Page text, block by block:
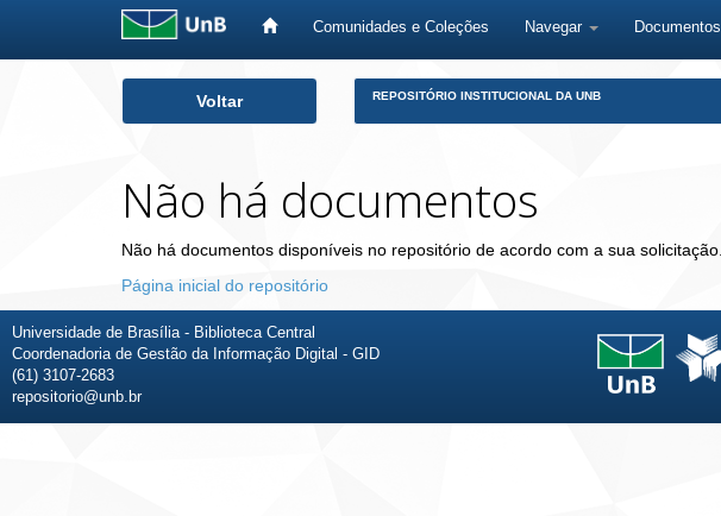
Comunidades e Coleções Navegar Documentos
Voltar REPOSITÓRIO INSTITUCIONAL DA UNB
Não há documentos
Não há documentos disponíveis no repositório de acordo com a sua solicitação.
Página inicial do repositório
Universidade de Brasília - Biblioteca Central
Coordenadoria de Gestão da Informação Digital - GID
(61) 3107-2683
repositorio@unb.br